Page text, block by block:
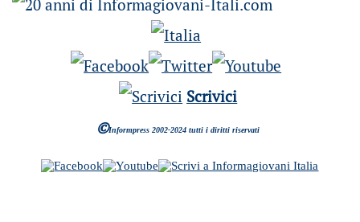
Scrivici
©Informpress 2002-2024 tutti i diritti riservati